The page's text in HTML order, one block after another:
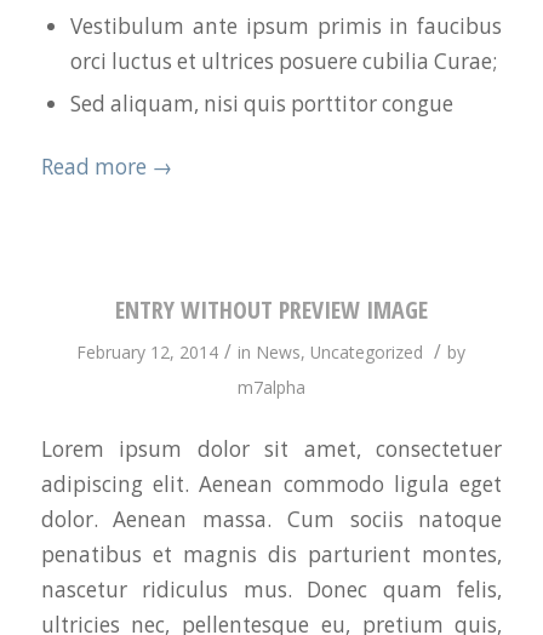
Vestibulum ante ipsum primis in faucibus
orci luctus et ultrices posuere cubilia Curae;
Sed aliquam, nisi quis porttitor congue
Read more →
ENTRY WITHOUT PREVIEW IMAGE
February 12, 2014 / in News, Uncategorized / by
m7alpha
Lorem ipsum dolor sit amet, consectetuer
adipiscing elit. Aenean commodo ligula eget
dolor. Aenean massa. Cum sociis natoque
penatibus et magnis dis parturient montes,
nascetur ridiculus mus. Donec quam felis,
ultricies nec, pellentesque eu, pretium quis,